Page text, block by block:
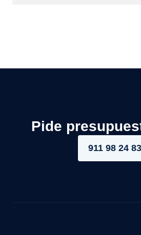
Pide
911 98 24 83